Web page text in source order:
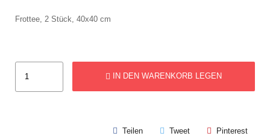
Frottee, 2 Stück, 40x40 cm
IN DEN WARENKORB LEGEN
Teilen Tweet Pinterest